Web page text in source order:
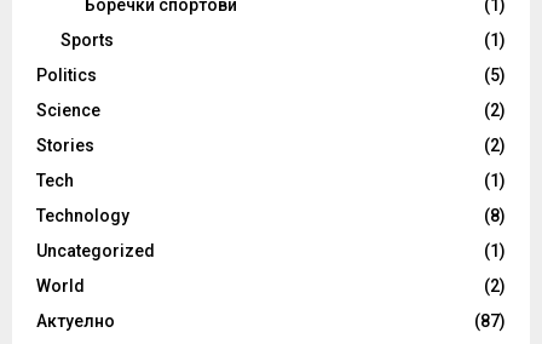
Боречки спортови
(1)
Sports
(1)
Politics
(5)
Science
(2)
Stories
(2)
Tech
(1)
Technology
(8)
Uncategorized
(1)
World
(2)
Актуелно
(87)